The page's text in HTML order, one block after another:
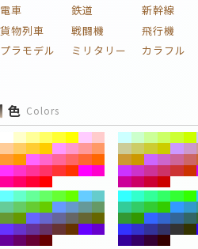
電車
鉄道 新幹線
貨物列車
戦闘機 飛行機
プラモデル
ミリタリー カラフル
色 Colors